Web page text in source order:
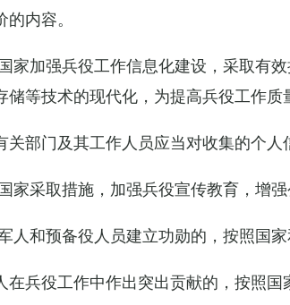
内容。
家加强兵役工作信息化建设，采取有
储等技术的现代化，为提高兵役工作质
关部门及其工作人员应当对收集的个人
家采取措施，加强兵役宣传教育，增
人和预备役人员建立功勋的，按照国
在兵役工作中作出突出贡献的，按照国